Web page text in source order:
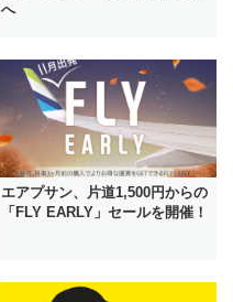
へ
エアプサン、片道1,500円からの
「FLY EARLY」セールを開催！